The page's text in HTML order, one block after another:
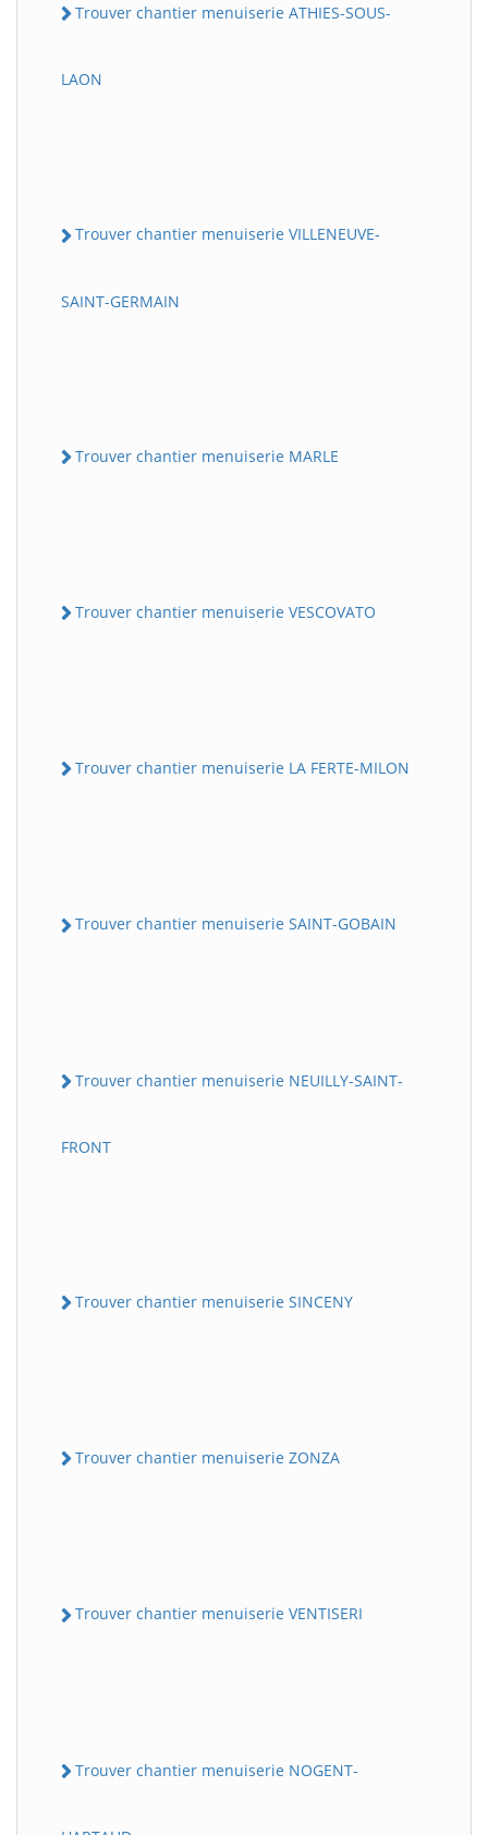
Trouver chantier menuiserie ATHIES-SOUS-
LAON
Trouver chantier menuiserie VILLENEUVE-
SAINT-GERMAIN
Trouver chantier menuiserie MARLE
Trouver chantier menuiserie VESCOVATO
Trouver chantier menuiserie LA FERTE-MILON
Trouver chantier menuiserie SAINT-GOBAIN
Trouver chantier menuiserie NEUILLY-SAINT-
FRONT
Trouver chantier menuiserie SINCENY
Trouver chantier menuiserie ZONZA
Trouver chantier menuiserie VENTISERI
Trouver chantier menuiserie NOGENT-